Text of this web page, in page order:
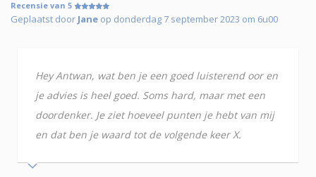
Recensie van 5
Geplaatst door Jane op donderdag 7 september 2023 om 6u00
Hey Antwan, wat ben je een goed luisterend oor en
je advies is heel goed. Soms hard, maar met een
doordenker. Je ziet hoeveel punten je hebt van mij
en dat ben je waard tot de volgende keer X.